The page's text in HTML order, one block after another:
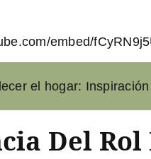
embed/
el hogar:
Del Rol